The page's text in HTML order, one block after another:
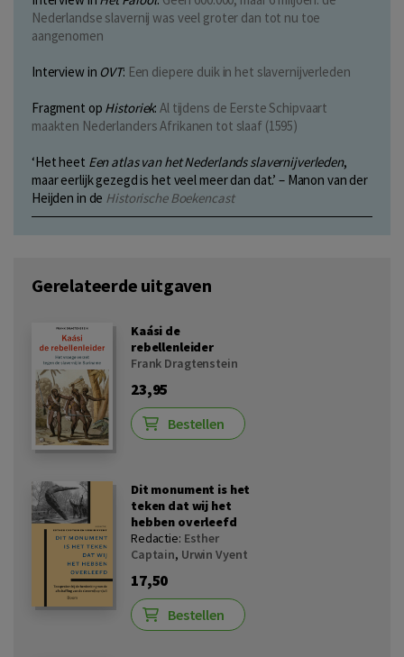
Nederlandse slavernij was veel groter dan tot nu toe
aangenomen
Interview in OVT: Een diepere duik in het slavernijverleden
Fragment op Historiek:Al tijdens de Eerste Schipvaart
maakten Nederlanders Afrikanen tot slaaf (1595)
‘Het heet Een atlas van het Nederlands slavernijverleden,
maar eerlijk gezegd is het veel meer dan dat.’ – Manon van der
Heijden in de Historische Boekencast
Gerelateerde uitgaven
Kaási de
rebellenleider
Frank Dragtenstein
23,95
Bestellen
Dit monument is het
teken dat wij het
hebben overleefd
Redactie: Esther
Captain, Urwin Vyent
17,50
Bestellen